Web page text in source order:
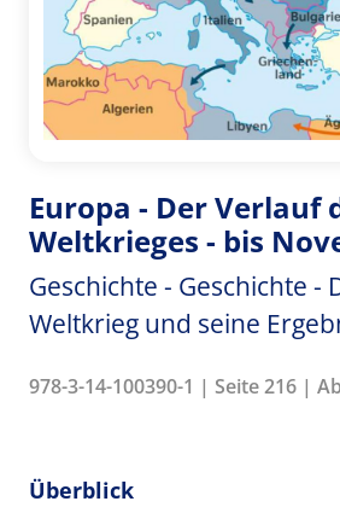
Europa - Der Verlauf
Weltkrieges - bis
Geschichte - Geschichte -
Weltkrieg und seine
978-3-14-100390-1 | Seite 216 |
Überblick